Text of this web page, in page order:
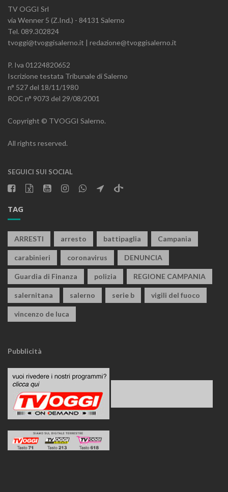
TV OGGI Srl
via Wenner 5 (Z.Ind.) - 84131 Salerno
Tel. 089.302824
tvoggi@tvoggisalerno.it | redazione@tvoggisalerno.it
P. Iva 01224820652
Iscrizione testata Tribunale di Salerno
n° 527 del 18/11/1980
ROC n° 9073 del 29/08/2001
Copyright © TVOGGI Salerno.
All rights reserved.
SEGUICI SUI SOCIAL
TAG
ARRESTI arresto battipaglia Campania
carabinieri coronavirus DENUNCIA
Guardia di Finanza polizia REGIONE CAMPANIA
salernitana salerno serie b vigili del fuoco
vincenzo de luca
Pubblicità